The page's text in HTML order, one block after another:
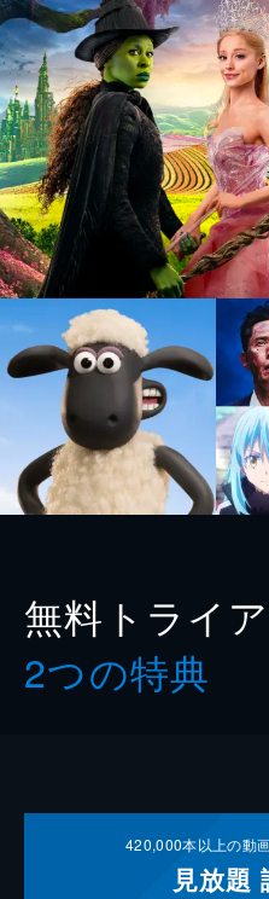
無料トライ
2つの特典
420,000本以上の動
見放題